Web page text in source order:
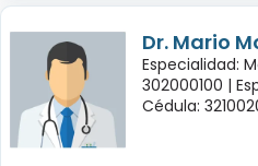
Dr. Mario
Especialidad:
302000100 |
Cédula: